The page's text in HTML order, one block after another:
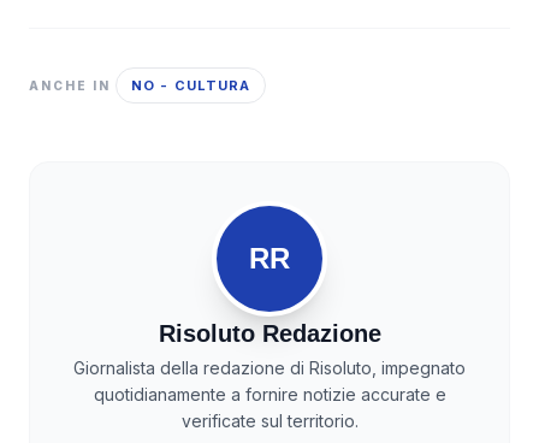
ANCHE IN NO - CULTURA
RR
Risoluto Redazione
Giornalista della redazione di Risoluto, impegnato
quotidianamente a fornire notizie accurate e
verificate sul territorio.